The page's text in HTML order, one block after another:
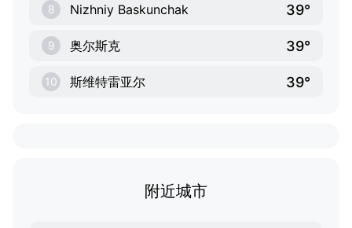
8 Nizhniy Baskunchak 39°
9 奥尔斯克 39°
10 斯维特雷亚尔 39°
附近城市